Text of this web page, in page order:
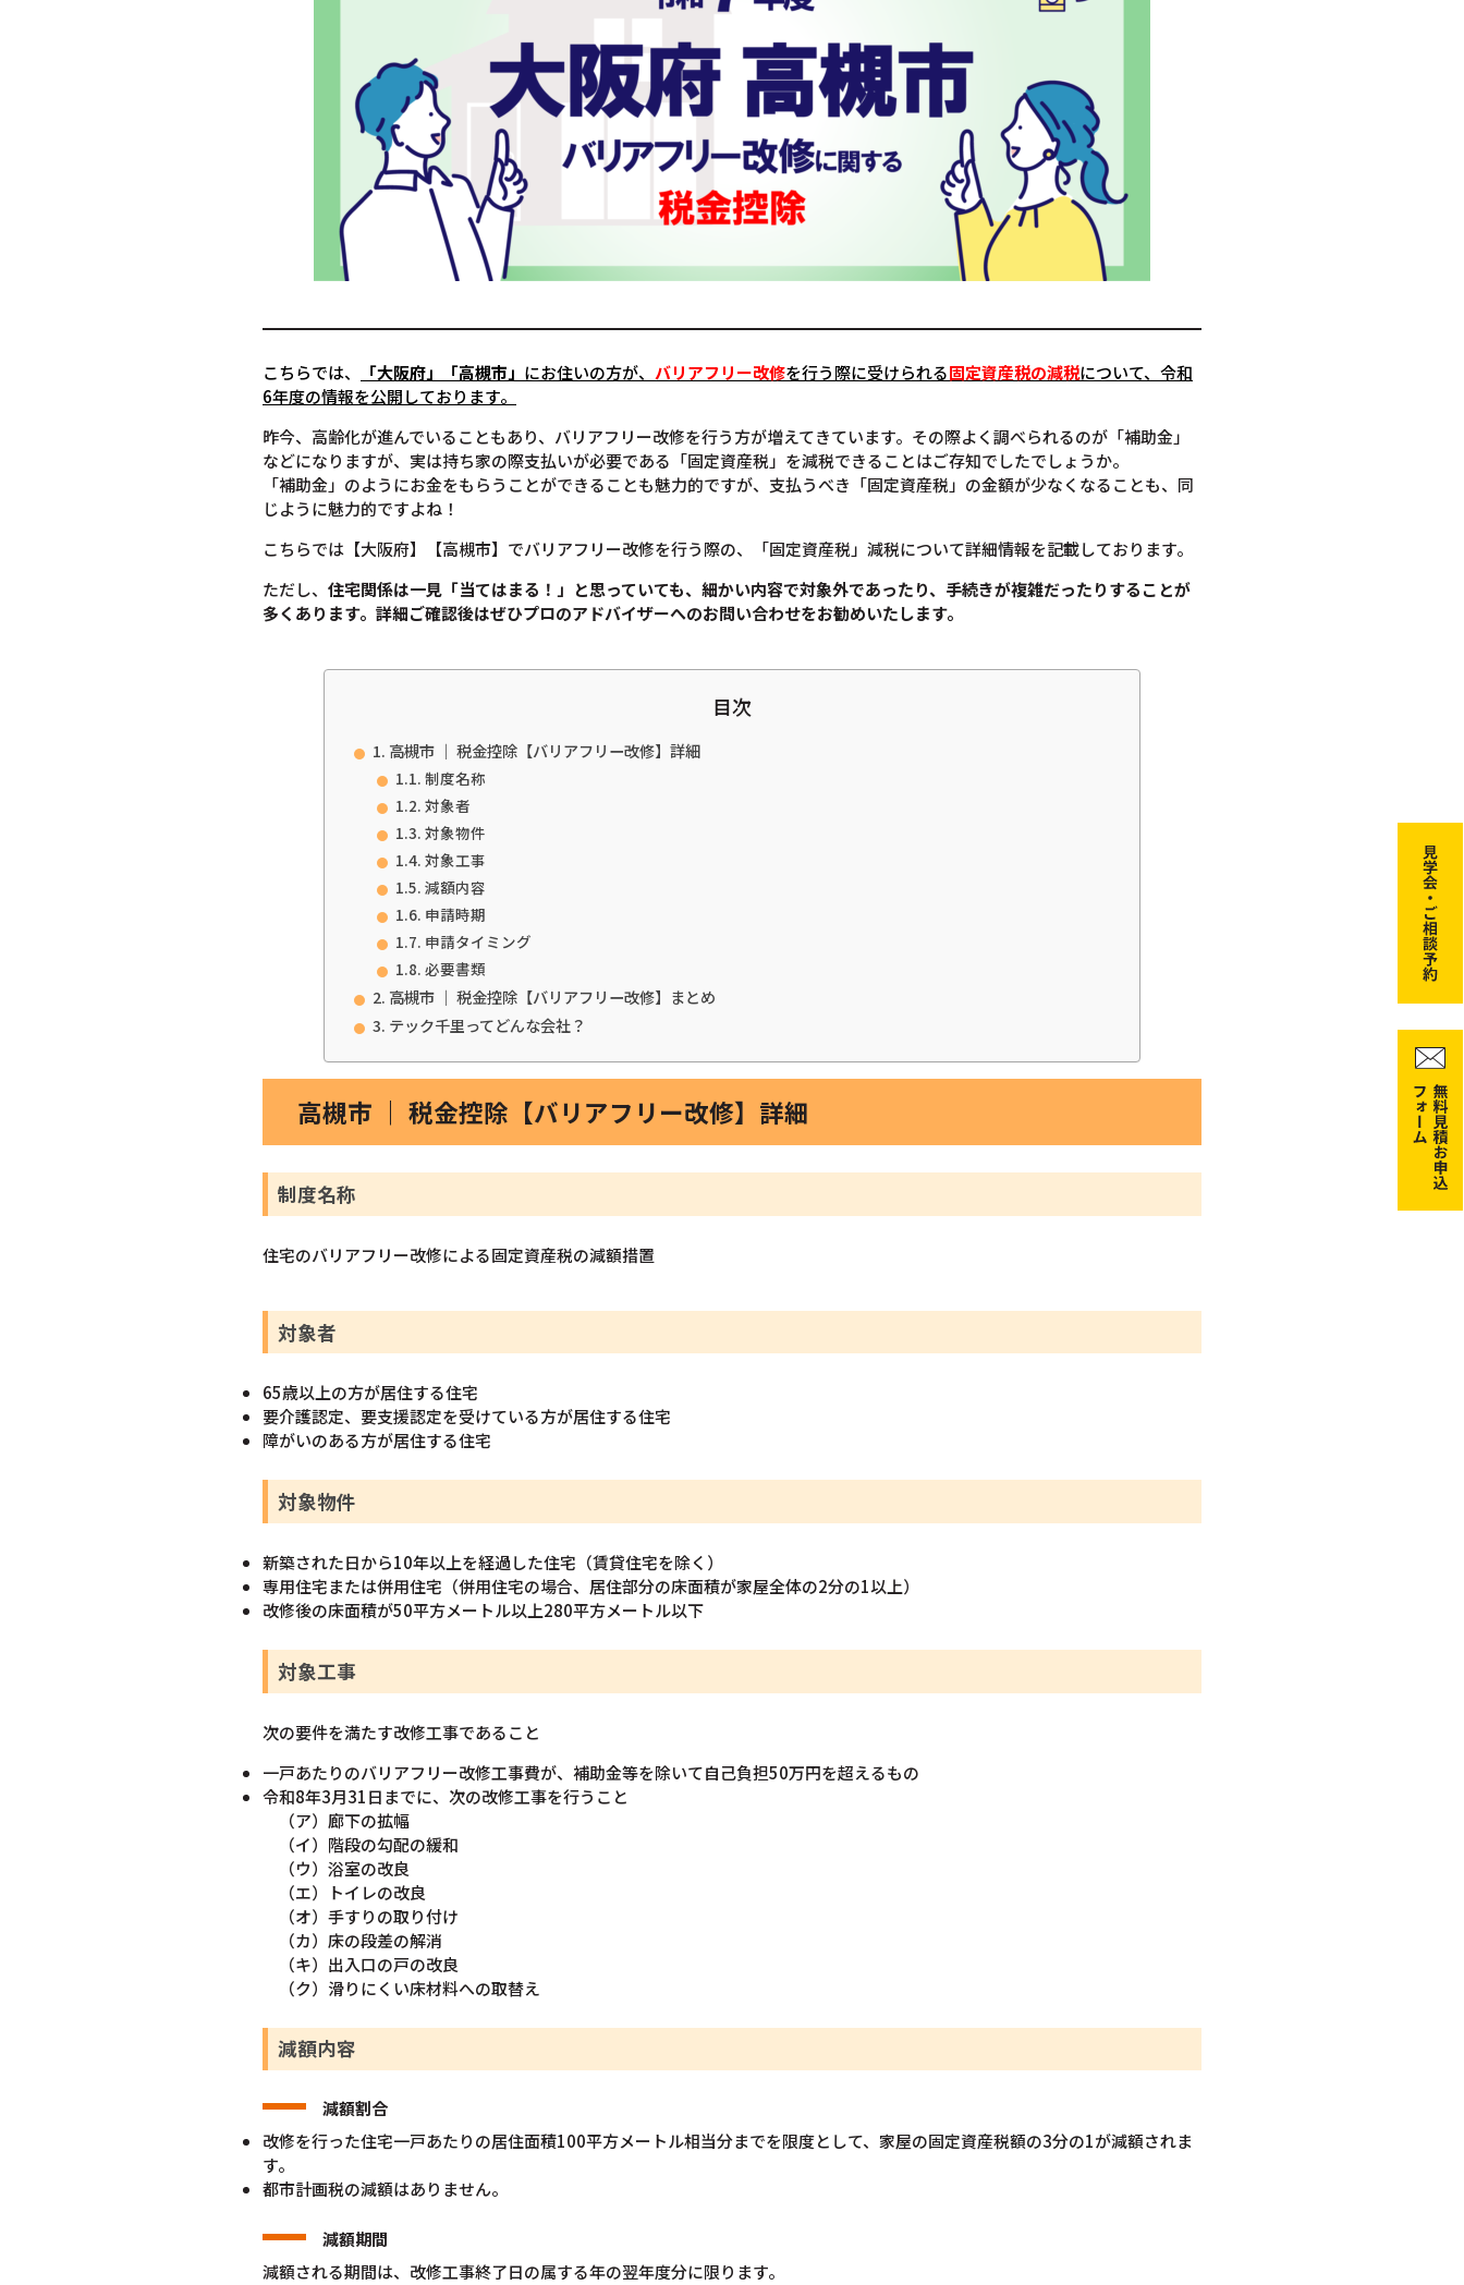
こちらでは、 「大阪府」「高槻市」 にお住いの方が、 バリアフリー改修を行う際に受けられる固定資産税の減税について、令和
6年度の情報を公開しております。
昨今、高齢化が進んでいることもあり、バリアフリー改修を行う方が増えてきています。その際よく調べられるのが「補助金」
などになりますが、実は持ち家の際支払いが必要である「固定資産税」を減税できることはご存知でしたでしょうか。
「補助金」のようにお金をもらうことができることも魅力的ですが、支払うべき「固定資産税」の金額が少なくなることも、同
じように魅力的ですよね！
こちらでは【大阪府】【高槻市】でバリアフリー改修を行う際の、「固定資産税」減税について詳細情報を記載しております。
ただし、 住宅関係は一見「当てはまる！」と思っていても、 細かい内容で対象外であったり、手続きが複雑だったりすることが
多くあります。 詳細ご確認後はぜひプロのアドバイザーへのお問い合わせをお勧めいたします。
目次
高槻市 ｜ 税金控除【バリアフリー改修】詳細
制度名称
対象者
対象物件
対象工事
減額内容
申請時期
申請タイミング
必要書類
高槻市 ｜ 税金控除【バリアフリー改修】まとめ
テック千里ってどんな会社？
高槻市 ｜ 税金控除【バリアフリー改修】詳細
制度名称
住宅のバリアフリー改修による固定資産税の減額措置
対象者
65歳以上の方が居住する住宅
要介護認定、要支援認定を受けている方が居住する住宅
障がいのある方が居住する住宅
対象物件
新築された日から10年以上を経過した住宅（賃貸住宅を除く）
専用住宅または併用住宅（併用住宅の場合、居住部分の床面積が家屋全体の2分の1以上）
改修後の床面積が50平方メートル以上280平方メートル以下
対象工事
次の要件を満たす改修工事であること
一戸あたりのバリアフリー改修工事費が、補助金等を除いて自己負担50万円を超えるもの
令和8年3月31日までに、次の改修工事を行うこと
（ア）廊下の拡幅
（イ）階段の勾配の緩和
（ウ）浴室の改良
（エ）トイレの改良
（オ）手すりの取り付け
（カ）床の段差の解消
（キ）出入口の戸の改良
（ク）滑りにくい床材料への取替え
減額内容
減額割合
改修を行った住宅一戸あたりの居住面積100平方メートル相当分までを限度として、家屋の固定資産税額の3分の1が減額されま
す。
都市計画税の減額はありません。
減額期間
減額される期間は、改修工事終了日の属する年の翌年度分に限ります。